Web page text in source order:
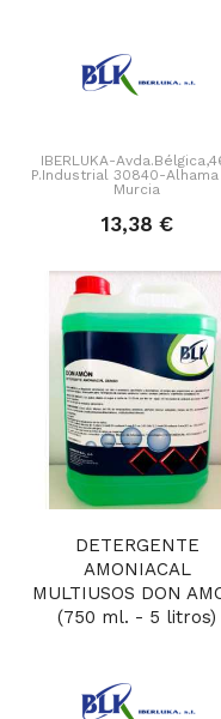
IBERLUKA-
P.Industrial 30840-Alhama
Murcia
13,38 €
DETERGENTE
AMONIACAL
MULTIUSOS DON
(750 ml. - 5 litros)